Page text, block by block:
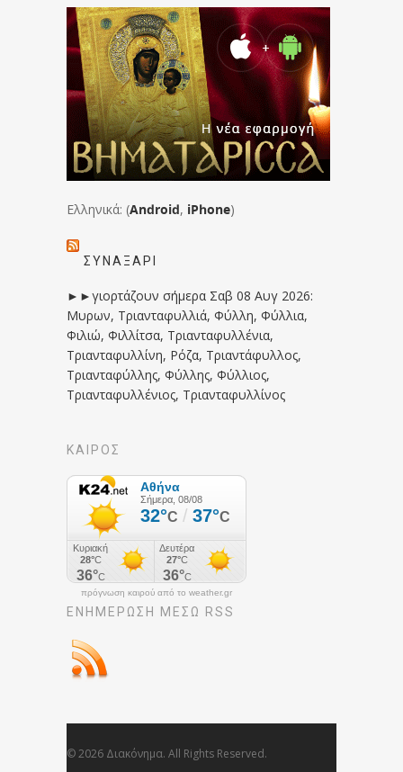
Ελληνικά: (Android, iPhone)
ΣΥΝΑΞΆΡΙ
►►γιορτάζουν σήμερα Σαβ 08 Αυγ 2026:
Μυρων, Τριανταφυλλιά, Φύλλη, Φύλλια,
Φιλιώ, Φιλλίτσα, Τριανταφυλλένια,
Τριανταφυλλίνη, Ρόζα, Τριαντάφυλλος,
Τριανταφύλλης, Φύλλης, Φύλλιος,
Τριανταφυλλένιος, Τριανταφυλλίνος
ΚΑΙΡΟΣ
πρόγνωση καιρού από το weather.gr
ΕΝΗΜΈΡΩΣΉ ΜΕΣΩ RSS
© 2026 Διακόνημα. All Rights Reserved.